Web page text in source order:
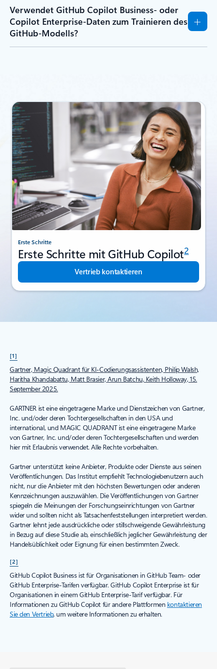
Verwendet GitHub Copilot Business- oder
Copilot Enterprise-Daten zum Trainieren des
GitHub-Modells?
Erste Schritte
Erste Schritte mit GitHub Copilot2
Vertrieb kontaktieren
[1]
Gartner, Magic Quadrant für KI-Codierungsassistenten, Philip Walsh,
Haritha Khandabattu, Matt Brasier, Arun Batchu, Keith Holloway, 15.
September 2025.
GARTNER ist eine eingetragene Marke und Dienstzeichen von Gartner,
Inc. und/oder deren Tochtergesellschaften in den USA und
international, und MAGIC QUADRANT ist eine eingetragene Marke
von Gartner, Inc. und/oder deren Tochtergesellschaften und werden
hier mit Erlaubnis verwendet. Alle Rechte vorbehalten.
Gartner unterstützt keine Anbieter, Produkte oder Dienste aus seinen
Veröffentlichungen. Das Institut empfiehlt Technologiebenutzern auch
nicht, nur die Anbieter mit den höchsten Bewertungen oder anderen
Kennzeichnungen auszuwählen. Die Veröffentlichungen von Gartner
spiegeln die Meinungen der Forschungseinrichtungen von Gartner
wider und sollten nicht als Tatsachenfeststellungen interpretiert werden.
Gartner lehnt jede ausdrückliche oder stillschweigende Gewährleistung
in Bezug auf diese Studie ab, einschließlich jeglicher Gewährleistung der
Handelsüblichkeit oder Eignung für einen bestimmten Zweck.
[2]
GitHub Copilot Business ist für Organisationen in GitHub Team- oder
GitHub Enterprise-Tarifen verfügbar. GitHub Copilot Enterprise ist für
Organisationen in einem GitHub Enterprise-Tarif verfügbar. Für
Informationen zu GitHub Copilot für andere Plattformen kontaktieren
Sie den Vertrieb, um weitere Informationen zu erhalten.